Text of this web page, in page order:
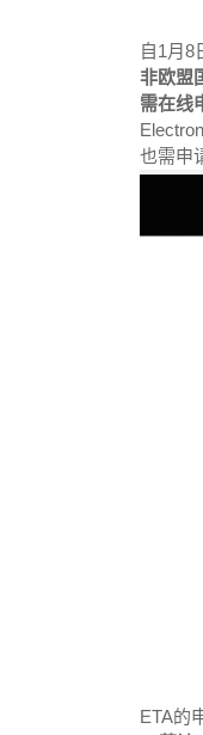
自1月8
非欧盟
需在线
也需申
ETA的